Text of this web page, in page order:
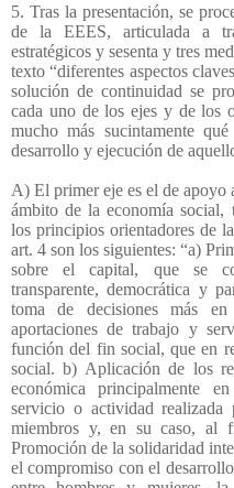
5. Tras la presentación, se
de la EEES, articulada a
estratégicos y sesenta y tres
texto “diferentes aspectos
solución de continuidad se
cada uno de los ejes y de los
mucho más sucintamente
desarrollo y ejecución de
A) El primer eje es el de apoyo
ámbito de la economía social,
los principios orientadores de
art. 4 son los siguientes: “a)
sobre el capital, que se
transparente, democrática y
toma de decisiones más
aportaciones de trabajo y
función del fin social, que en
social. b) Aplicación de los
económica principalmente
servicio o actividad
miembros y, en su caso, al
Promoción de la solidaridad
el compromiso con el